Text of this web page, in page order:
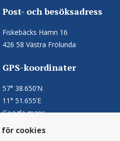
Post- och besöksadress
Fiskebäcks Hamn 16
426 58 Västra Frölunda
GPS-koordinater
57° 38.650’N
11° 51.655’E
Google maps
cookies